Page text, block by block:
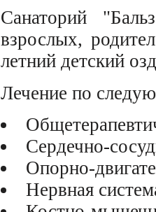
Санаторий
взрослых,
летний детский
Лечение по
Сердечно-
Опорно-
Нервная